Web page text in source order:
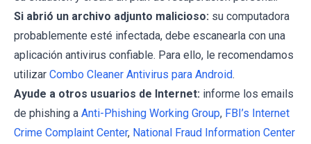
Si abrió un archivo adjunto malicioso: su computadora
probablemente esté infectada, debe escanearla con una
aplicación antivirus confiable. Para ello, le recomendamos
utilizar Combo Cleaner Antivirus para Android.
Ayude a otros usuarios de Internet: informe los emails
de phishing a Anti-Phishing Working Group, FBI’s Internet
Crime Complaint Center, National Fraud Information Center